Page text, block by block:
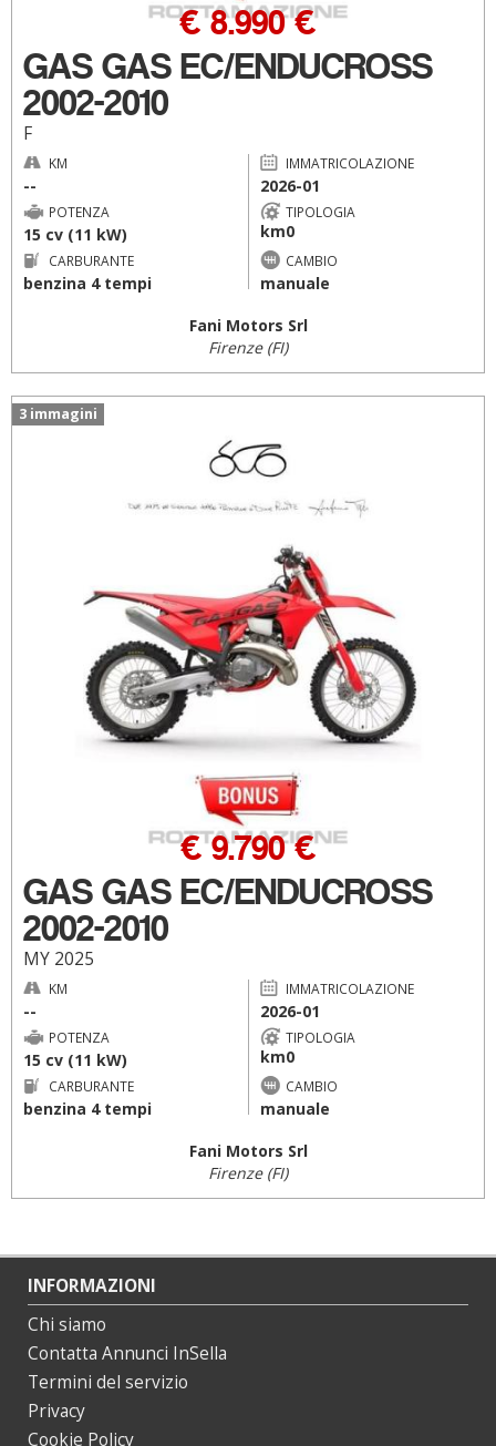
GAS GAS EC/ENDUCROSS
2002-2010
F
€ 8.990 €
KM
--
IMMATRICOLAZIONE
2026-01
POTENZA
15 cv (11 kW)
TIPOLOGIA
km0
CARBURANTE
benzina 4 tempi
CAMBIO
manuale
Fani Motors Srl
Firenze (FI)
3 immagini
GAS GAS EC/ENDUCROSS
2002-2010
MY 2025
€ 9.790 €
KM
--
IMMATRICOLAZIONE
2026-01
POTENZA
15 cv (11 kW)
TIPOLOGIA
km0
CARBURANTE
benzina 4 tempi
CAMBIO
manuale
Fani Motors Srl
Firenze (FI)
INFORMAZIONI
Chi siamo
Contatta Annunci InSella
Termini del servizio
Privacy
Cookie Policy